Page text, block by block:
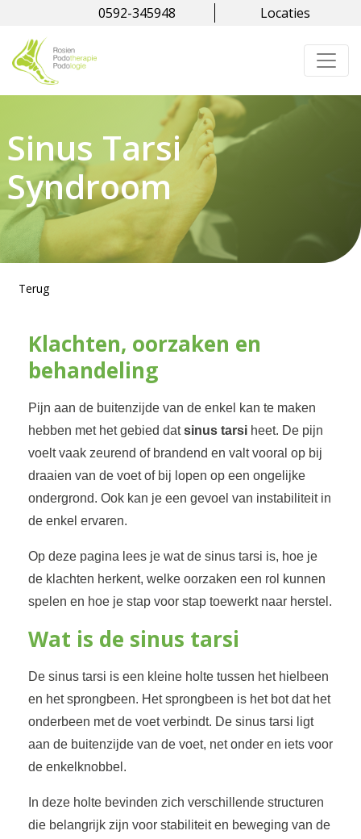
0592-345948 Locaties
Sinus Tarsi
Syndroom
Terug
Klachten, oorzaken en
behandeling
Pijn aan de buitenzijde van de enkel kan te maken
hebben met het gebied datsinus tarsi heet. De pijn
voelt vaak zeurend of brandend en valt vooral op bij
draaien van de voet of bij lopen op een ongelijke
ondergrond. Ook kan je een gevoel van instabiliteit in
de enkel ervaren.
Op deze pagina lees je wat de sinus tarsi is, hoe je
de klachten herkent, welke oorzaken een rol kunnen
spelen en hoe je stap voor stap toewerkt naar herstel.
Wat is de sinus tarsi
De sinus tarsi is een kleine holte tussen het hielbeen
en het sprongbeen. Het sprongbeen is het bot dat het
onderbeen met de voet verbindt. De sinus tarsi ligt
aan de buitenzijde van de voet, net onder en iets voor
de enkelknobbel.
In deze holte bevinden zich verschillende structuren
die belangrijk zijn voor stabiliteit en beweging van de